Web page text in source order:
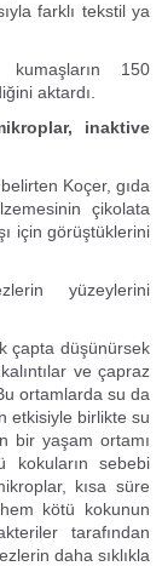
farklı tekstil ya
kumaşların 150
aktardı.
inaktive
Koçer, gıda
çikolata
için görüştüklerini
yüzeylerini
çapta düşünürsek
ve çapraz
ortamlarda su da
etkisiyle birlikte su
bir yaşam ortamı
kokuların sebebi
kısa süre
kötü kokunun
tarafından
daha sıklıkla